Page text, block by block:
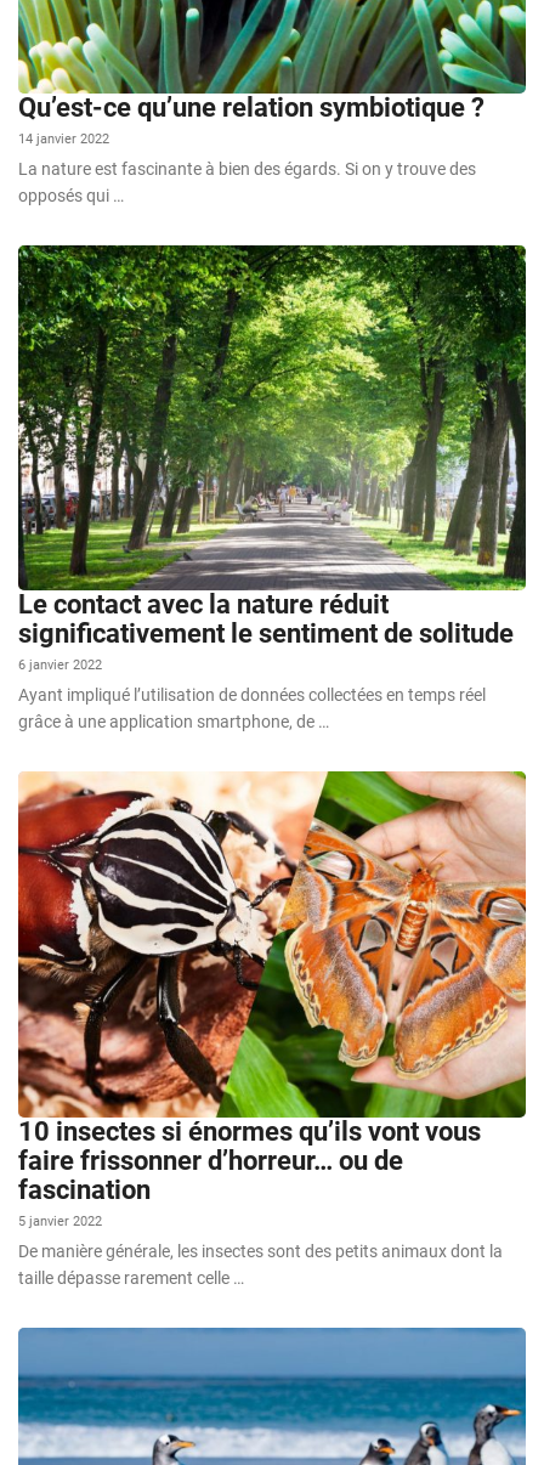
Qu’est-ce qu’une relation symbiotique ?
14 janvier 2022
La nature est fascinante à bien des égards. Si on y trouve des
opposés qui …
Le contact avec la nature réduit
significativement le sentiment de solitude
6 janvier 2022
Ayant impliqué l’utilisation de données collectées en temps réel
grâce à une application smartphone, de …
10 insectes si énormes qu’ils vont vous
faire frissonner d’horreur… ou de
fascination
5 janvier 2022
De manière générale, les insectes sont des petits animaux dont la
taille dépasse rarement celle …